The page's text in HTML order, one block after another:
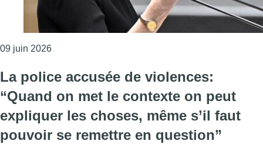
09 juin 2026Consulter l'article "Contestation dans
La police accusée de violences:
“Quand on met le contexte on peut
expliquer les choses, même s’il faut
pouvoir se remettre en question”